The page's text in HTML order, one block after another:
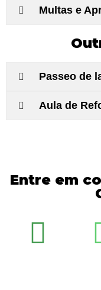
Multas e
Passeo de
Aula de
Entre em